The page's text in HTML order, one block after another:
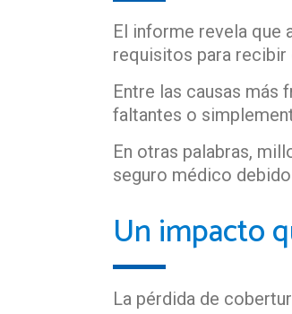
El informe revela que
requisitos para recibir
Entre las causas
faltantes o
En otras palabras,
seguro médico
Un impacto
La pérdida de